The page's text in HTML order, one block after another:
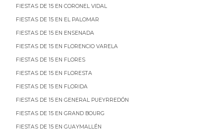
FIESTAS DE 15 EN CORONEL VIDAL
FIESTAS DE 15 EN EL PALOMAR
FIESTAS DE 15 EN ENSENADA
FIESTAS DE 15 EN FLORENCIO VARELA
FIESTAS DE 15 EN FLORES
FIESTAS DE 15 EN FLORESTA
FIESTAS DE 15 EN FLORIDA
FIESTAS DE 15 EN GENERAL PUEYRREDÓN
FIESTAS DE 15 EN GRAND BOURG
FIESTAS DE 15 EN GUAYMALLÉN